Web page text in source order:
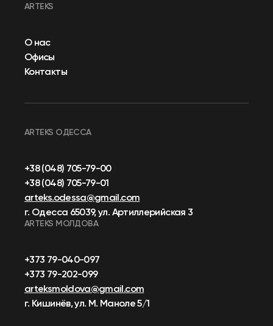
ARTEKS
О нас
Офисы
Контакты
ARTEKS ОДЕССА
+38 (048) 705-79-00
+38 (048) 705-79-01
arteks.odessa@gmail.com
г. Одесса 65039, ул. Артиллерийская 3
ARTEKS МОЛДОВА
+373 79-040-097
+373 79-202-099
arteksmoldova@gmail.com
г. Кишинёв, ул. М. Маноле 5/1